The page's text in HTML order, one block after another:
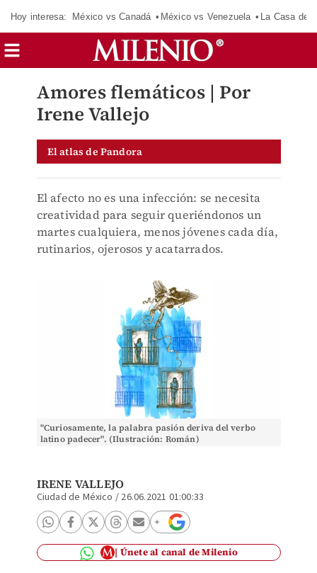
Hoy interesa: México vs Canadá México vs Venezuela La Casa de
Amores flemáticos | Por
Irene Vallejo
El atlas de Pandora
El afecto no es una infección: se necesita
creatividad para seguir queriéndonos un
martes cualquiera, menos jóvenes cada día,
rutinarios, ojerosos y acatarrados.
"Curiosamente, la palabra pasión deriva del verbo
latino padecer". (Ilustración: Román)
IRENE VALLEJO
Ciudad de México / 26.06.2021 01:00:33
Únete al canal de Milenio